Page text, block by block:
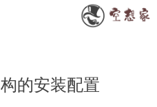
的安装配置